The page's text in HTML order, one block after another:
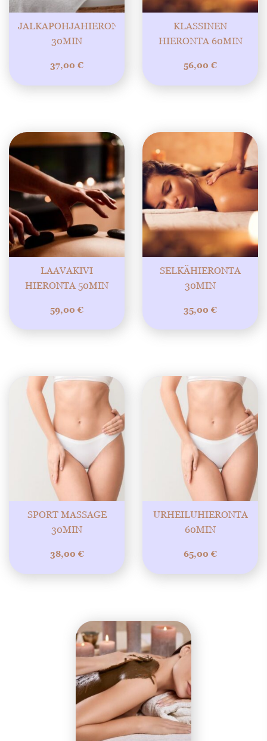
JALKAPOHJAHIERONTA
30MIN
37,00 €
KLASSINEN
HIERONTA 60MIN
56,00 €
LAAVAKIVI
HIERONTA 50MIN
59,00 €
SELKÄHIERONTA
30MIN
35,00 €
SPORT MASSAGE
30MIN
38,00 €
URHEILUHIERONTA
60MIN
65,00 €